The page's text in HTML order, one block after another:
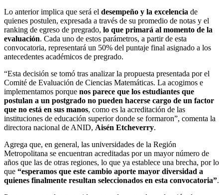
Lo anterior implica que será el desempeño y la excelencia de
quienes postulen, expresada a través de su promedio de notas y el
ranking de egreso de pregrado, lo que primará al momento de la
evaluación. Cada uno de estos parámetros, a partir de esta
convocatoria, representará un 50% del puntaje final asignado a los
antecedentes académicos de pregrado.
“Esta decisión se tomó tras analizar la propuesta presentada por el
Comité de Evaluación de Ciencias Matemáticas. La acogimos e
implementamos porque nos parece que los estudiantes que
postulan a un postgrado no pueden hacerse cargo de un factor
que no está en sus manos, como es la acreditación de las
instituciones de educación superior donde se formaron”, comenta la
directora nacional de ANID, Aisén Etcheverry.
Agrega que, en general, las universidades de la Región
Metropolitana se encuentran acreditadas por un mayor número de
años que las de otras regiones, lo que ya establece una brecha, por lo
que “esperamos que este cambio aporte mayor diversidad a
quienes finalmente resultan seleccionados en esta convocatoria”.